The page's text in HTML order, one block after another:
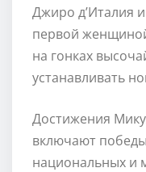
Джиро д’Италия
первой
на гонках
устанавливать
Достижения
включают
национальных и